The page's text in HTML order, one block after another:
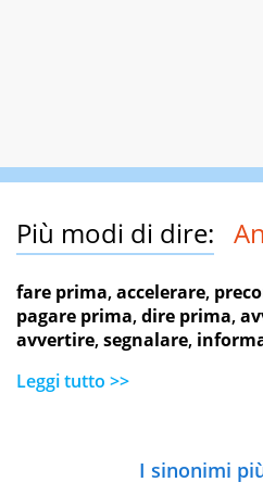
Più modi di dire:
fare prima,accelerare,
pagare prima,dire prima,
avvertire,segnalare,
Leggi tutto >>
I sinonimi